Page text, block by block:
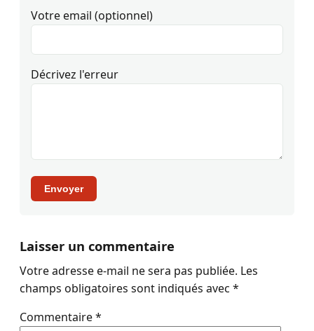
Votre email (optionnel)
Décrivez l'erreur
Envoyer
Laisser un commentaire
Votre adresse e-mail ne sera pas publiée. Les
champs obligatoires sont indiqués avec *
Commentaire*